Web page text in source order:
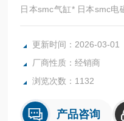
日本smc气缸* 日本smc电
日本* SMC代理 SMC比例
全系列产品大量现货请咨
更新时间：2026-03-01
厂商性质：经销商
浏览次数：1132
产品咨询